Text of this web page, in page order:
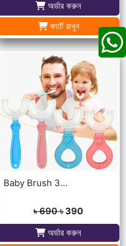
অর্ডার করুন
কার্টে রাখুন
Baby Brush 360° Kids U-Shaped Toothbrush
৳ 690৳ 390
অর্ডার করুন